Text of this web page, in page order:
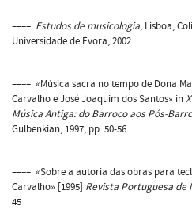
–––– Estudos de musicologia, Lisboa,
Universidade de Évora, 2002
–––– «Música sacra no tempo de Dona
Carvalho e José Joaquim dos Santos» in
Música Antiga: do Barroco aos Pós-
Gulbenkian, 1997, pp. 50-56
–––– «Sobre a autoria das obras para
Carvalho» [1995] Revista Portuguesa de
45